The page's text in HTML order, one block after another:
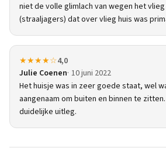
niet de volle glimlach van wegen het
(straaljagers) dat over vlieg huis was
★★★★☆4,0
Julie Coenen 10 juni 2022
Het huisje was in zeer goede staat, wel
aangenaam om buiten en binnen te
duidelijke uitleg.